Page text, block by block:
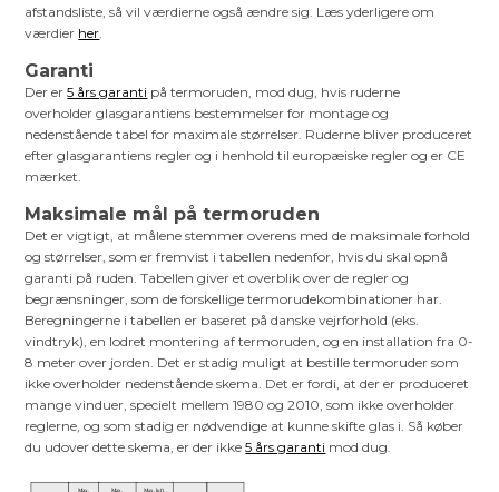
afstandsliste, så vil værdierne også ændre sig. Læs yderligere om
værdier her
Garanti
Der er5 års garanti på termoruden, mod dug, hvis ruderne
overholder glasgarantiens bestemmelser for montage og
nedenstående tabel for maximale størrelser. Ruderne bliver produceret
efter glasgarantiens regler og i henhold til europæiske regler og er CE
mærket.
Maksimale mål på termoruden
Det er vigtigt, at målene stemmer overens med de maksimale forhold
og størrelser, som er fremvist i tabellen nedenfor, hvis du skal opnå
garanti på ruden. Tabellen giver et overblik over de regler og
begrænsninger, som de forskellige termorudekombinationer har.
Beregningerne i tabellen er baseret på danske vejrforhold (eks.
vindtryk), en lodret montering af termoruden, og en installation fra 0-
8 meter over jorden. Det er stadig muligt at bestille termoruder som
ikke overholder nedenstående skema. Det er fordi, at der er produceret
mange vinduer, specielt mellem 1980 og 2010, som ikke overholder
reglerne, og som stadig er nødvendige at kunne skifte glas i. Så køber
du udover dette skema, er der ikke5 års garanti mod dug.